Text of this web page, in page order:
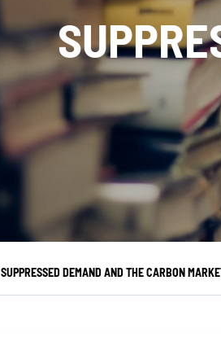
NOUS DÉCOUVRIR
Qui sommes-nous ?
Gouvernance
Transparence
SUPPRESSED DEMAND AND THE CARBON